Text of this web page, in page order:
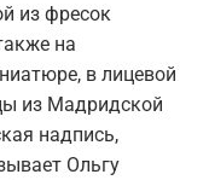
из фресок
на
в лицевой
из Мадридской
надпись,
Ольгу